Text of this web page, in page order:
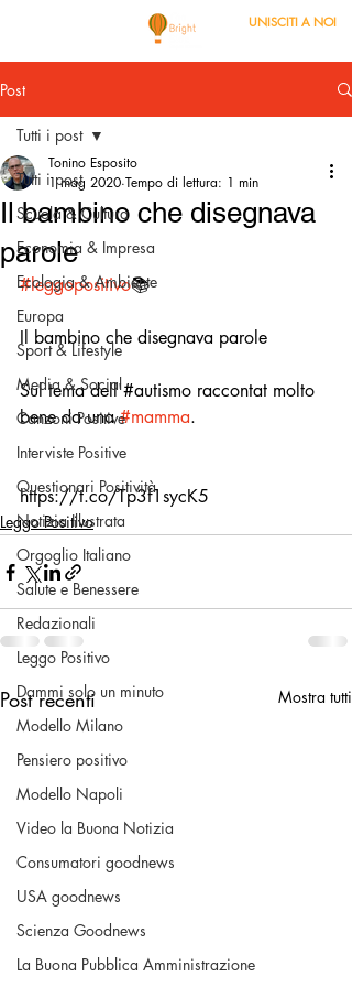
UNISCITI A NOI
Post
Tutti i post
Scuola & Cultura
Economia & Impresa
Ecologia & Ambiente
Europa
Sport & Lifestyle
Media & Social
Canzoni Positive
Interviste Positive
Questionari Positività
Notizia Illustrata
Orgoglio Italiano
Salute e Benessere
Redazionali
Leggo Positivo
Dammi solo un minuto
Modello Milano
Pensiero positivo
Modello Napoli
Video la Buona Notizia
Consumatori goodnews
USA goodnews
Scienza Goodnews
La Buona Pubblica Amministrazione
Tutti i post
Il bambino che disegnava
parole
Tonino Esposito
1 mag 2020 Tempo di lettura: 1 min
#leggopositivo📚
Il bambino che disegnava parole
Sul tema dell'#autismo raccontat molto
bene da una #mamma.
https://t.co/Tp3f1sycK5
Leggo Positivo
Post recenti Mostra tutti